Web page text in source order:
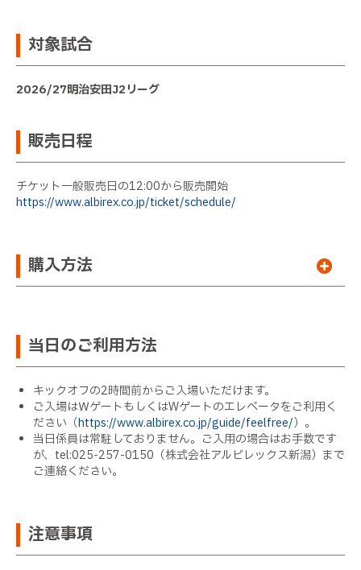
対象試合
2026/27明治安田J2リーグ
販売日程
チケット一般販売日の12:00から販売開始
https://www.albirex.co.jp/ticket/schedule/
購入方法
当日のご利用方法
キックオフの2時間前からご入場いただけます。
ご入場はＷゲートもしくはWゲートのエレベータをご利用く
ださい（https://www.albirex.co.jp/guide/feelfree/）。
当日係員は常駐しておりません。ご入用の場合はお手数です
が、tel:025-257-0150（株式会社アルビレックス新潟）まで
ご連絡ください。
注意事項